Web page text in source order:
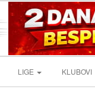
LIGE KLUBOVI